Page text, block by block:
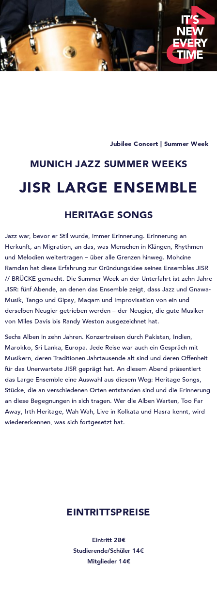
Jubilee Concert | Summer Week
MUNICH JAZZ SUMMER WEEKS
JISR LARGE ENSEMBLE
HERITAGE SONGS
Jazz war, bevor er Stil wurde, immer Erinnerung. Erinnerung an
Herkunft, an Migration, an das, was Menschen in Klängen, Rhythmen
und Melodien weitertragen – über alle Grenzen hinweg. Mohcine
Ramdan hat diese Erfahrung zur Gründungsidee seines Ensembles JISR
// BRÜCKE gemacht. Die Summer Week an der Unterfahrt ist zehn Jahre
JISR: fünf Abende, an denen das Ensemble zeigt, dass Jazz und Gnawa-
Musik, Tango und Gipsy, Maqam und Improvisation von ein und
derselben Neugier getrieben werden – der Neugier, die gute Musiker
von Miles Davis bis Randy Weston ausgezeichnet hat.
Sechs Alben in zehn Jahren. Konzertreisen durch Pakistan, Indien,
Marokko, Sri Lanka, Europa. Jede Reise war auch ein Gespräch mit
Musikern, deren Traditionen Jahrtausende alt sind und deren Offenheit
für das Unerwartete JISR geprägt hat. An diesem Abend präsentiert
das Large Ensemble eine Auswahl aus diesem Weg: Heritage Songs,
Stücke, die an verschiedenen Orten entstanden sind und die Erinnerung
an diese Begegnungen in sich tragen. Wer die Alben Warten, Too Far
Away, Irth Heritage, Wah Wah, Live in Kolkata und Hasra kennt, wird
wiedererkennen, was sich fortgesetzt hat.
EINTRITTSPREISE
Eintritt 28€
Studierende/Schüler 14€
Mitglieder 14€